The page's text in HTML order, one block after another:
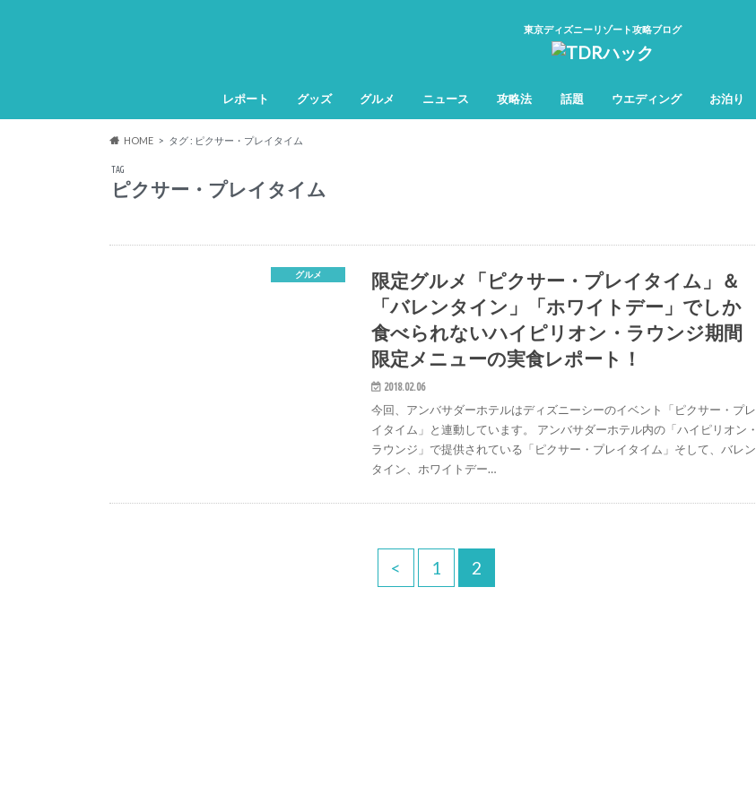
東京ディズニーリゾート攻略ブログ
レポート グッズ グルメ ニュース 攻略法 話題 ウエディング お泊り
HOME タグ : ピクサー・プレイタイム
TAG
ピクサー・プレイタイム
グルメ
限定グルメ「ピクサー・プレイタイム」＆
「バレンタイン」「ホワイトデー」でしか
食べられないハイピリオン・ラウンジ期間
限定メニューの実食レポート！
2018.02.06
今回、アンバサダーホテルはディズニーシーのイベント「ピクサー・プレ
イタイム」と連動しています。 アンバサダーホテル内の「ハイピリオン・
ラウンジ」で提供されている「ピクサー・プレイタイム」そして、バレン
タイン、ホワイトデー…
< 1 2